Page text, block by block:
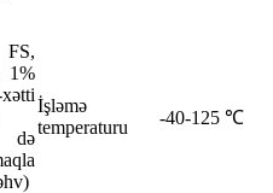
1%
də
İşləmə
temperaturu
-40-125 ℃